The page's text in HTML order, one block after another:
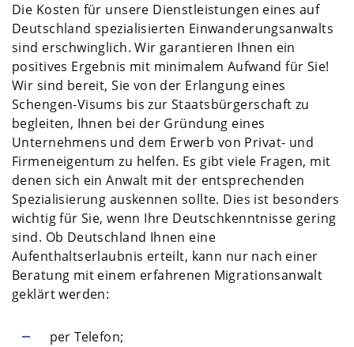
Die Kosten für unsere Dienstleistungen eines auf
Deutschland spezialisierten Einwanderungsanwalts
sind erschwinglich. Wir garantieren Ihnen ein
positives Ergebnis mit minimalem Aufwand für Sie!
Wir sind bereit, Sie von der Erlangung eines
Schengen-Visums bis zur Staatsbürgerschaft zu
begleiten, Ihnen bei der Gründung eines
Unternehmens und dem Erwerb von Privat- und
Firmeneigentum zu helfen. Es gibt viele Fragen, mit
denen sich ein Anwalt mit der entsprechenden
Spezialisierung auskennen sollte. Dies ist besonders
wichtig für Sie, wenn Ihre Deutschkenntnisse gering
sind. Ob Deutschland Ihnen eine
Aufenthaltserlaubnis erteilt, kann nur nach einer
Beratung mit einem erfahrenen Migrationsanwalt
geklärt werden:
per Telefon;